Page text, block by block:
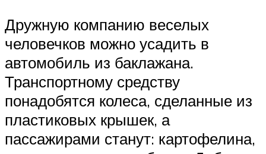
Дружную компанию веселых
человечков можно усадить в
автомобиль из баклажана.
Транспортному средству
понадобятся колеса, сделанные из
пластиковых крышек, а
пассажирами станут: картофелина,